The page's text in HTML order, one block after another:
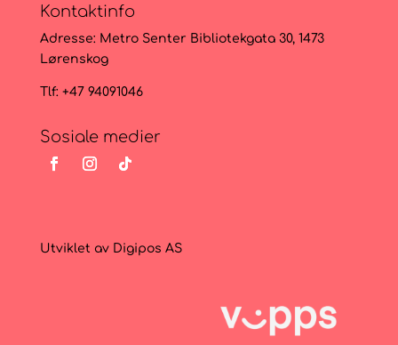
Kontaktinfo
Adresse: Metro Senter Bibliotekgata 30, 1473
Lørenskog
Tlf: +47 94091046
Sosiale medier
Utviklet av Digipos AS